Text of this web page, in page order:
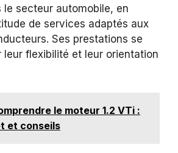
le secteur automobile, en
de services adaptés aux
Ses prestations se
leur flexibilité et leur orientation
le moteur 1.2 VTi :
et conseils